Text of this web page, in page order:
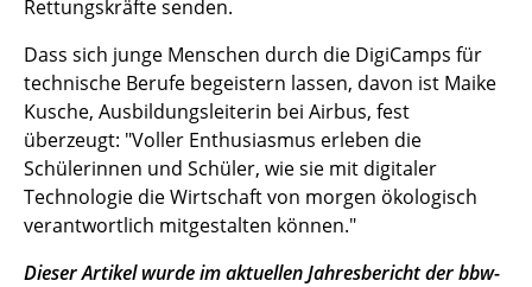
Rettungskräfte senden.
Dass sich junge Menschen durch die DigiCamps für
technische Berufe begeistern lassen, davon ist Maike
Kusche, Ausbildungsleiterin bei Airbus, fest
überzeugt: "Voller Enthusiasmus erleben die
Schülerinnen und Schüler, wie sie mit digitaler
Technologie die Wirtschaft von morgen ökologisch
verantwortlich mitgestalten können."
Dieser Artikel wurde im aktuellen Jahresbericht der bbw-